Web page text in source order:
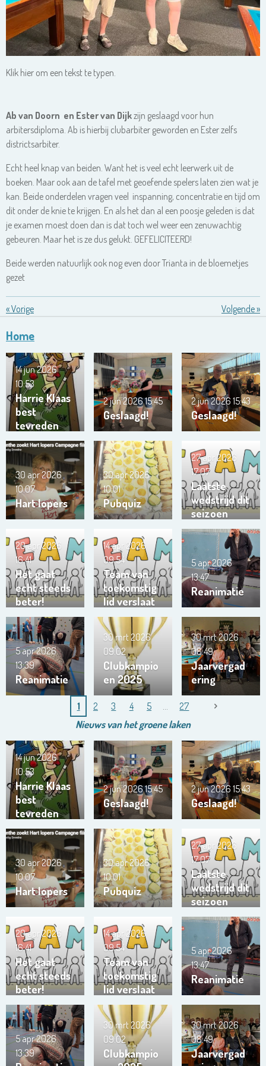
Klik hier om een tekst te typen.
Ab van Doorn en Ester van Dijkzijn geslaagd voor hun
arbitersdiploma. Ab is hierbij clubarbiter geworden en Ester zelfs
districtsarbiter.
Echt heel knap van beiden. Want het is veel echt leerwerk uit de
boeken. Maar ook aan de tafel met geoefende spelers laten zien wat je
kan. Beide onderdelen vragen veel inspanning, concentratie en tijd om
dit onder de knie te krijgen. En als het dan al een poosje geleden is dat
je examen moest doen dan is dat toch wel weer een zenuwachtig
gebeuren. Maar het is ze dus gelukt. GEFELICITEERD!
Beide werden natuurlijk ook nog even door Trianta in de bloemetjes
gezet
«Vorige Volgende»
Home
Harrie Klaas
best
tevreden
14 jun 2026
10:53
Geslaagd!
2 jun 202615:45
Geslaagd!
2 jun 2026 15:43
Hart lopers
30 apr 2026
10:07
Pubquiz
30 apr 2026
10:01
Laatste
wedstrijd dit
seizoen
team
Trianta 01
27 apr 2026
17:07
Het gaat
echt steeds
beter!
20 apr 2026
16:41
Team van
toekomstig
lid verslaat
ons team …
!!!
14 apr 2026
09:54
Reanimatie
5 apr 2026
13:47
Reanimatie
5 apr 2026
13:39
Clubkampio
en 2025
30 mrt 2026
09:02
Jaarvergad
ering
30 mrt 2026
08:49
1 2 3 4 5 27
Nieuws van hetgroenelaken
Harrie Klaas
best
tevreden
14 jun 2026
10:53
Geslaagd!
2 jun 202615:45
Geslaagd!
2 jun 2026 15:43
Hart lopers
30 apr 2026
10:07
Pubquiz
30 apr 2026
10:01
Laatste
wedstrijd dit
seizoen
team
Trianta 01
27 apr 2026
17:07
Het gaat
echt steeds
beter!
20 apr 2026
16:41
Team van
toekomstig
lid verslaat
ons team …
!!!
14 apr 2026
09:54
Reanimatie
5 apr 2026
13:47
5 apr 2026
13:39
Clubkampio
30 mrt 2026
09:02
Jaarvergad
30 mrt 2026
08:49